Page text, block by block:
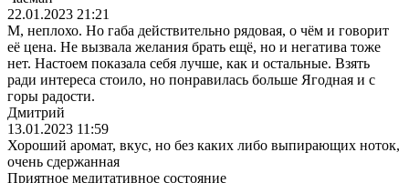
22.01.2023 21:21
М, неплохо. Но габа действительно рядовая, о чём и говорит
её цена. Не вызвала желания брать ещё, но и негатива тоже
нет. Настоем показала себя лучше, как и остальные. Взять
ради интереса стоило, но понравилась больше Ягодная и с
горы радости.
Дмитрий
13.01.2023 11:59
Хороший аромат, вкус, но без каких либо выпирающих ноток,
очень сдержанная
Приятное медитативное состояние